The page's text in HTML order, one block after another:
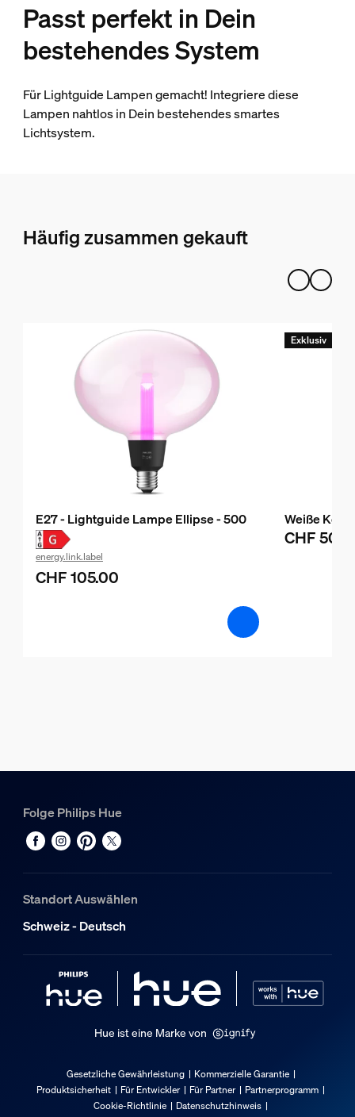
Passt perfekt in Dein
bestehendes System
Für Lightguide Lampen gemacht! Integriere diese
Lampen nahtlos in Dein bestehendes smartes
Lichtsystem.
Häufig zusammen gekauft
E27 - Lightguide Lampe Ellipse - 500
energy.link.label
CHF 105.00
Exklusiv
Weiße
CHF
Folge Philips Hue
Standort Auswählen
Schweiz - Deutsch
Hue ist eine Marke von
Gesetzliche Gewährleistung
Kommerzielle Garantie
Produktsicherheit
Für Entwickler Für Partner
Partnerprogramm
Cookie-Richtlinie
Datenschutzhinweis